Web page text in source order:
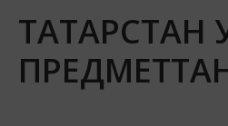
ТАТАРСТАН